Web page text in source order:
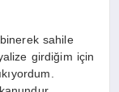
sahile
girdiğim için